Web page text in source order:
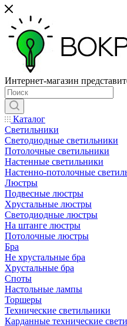
Интернет-магазин
Каталог
Светильники
Светодиодные светильники
Потолочные светильники
Настенные светильники
Настенно-потолочные
Люстры
Подвесные люстры
Хрустальные люстры
Светодиодные люстры
На штанге люстры
Потолочные люстры
Бра
Не хрустальные бра
Хрустальные бра
Споты
Настольные лампы
Торшеры
Технические светильники
Карданные технические